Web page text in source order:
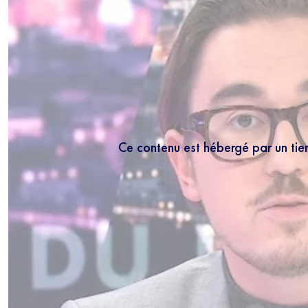
Ce contenu est hébergé par un